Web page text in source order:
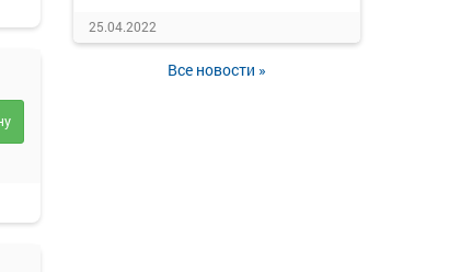
25.04.2022
Все новости »